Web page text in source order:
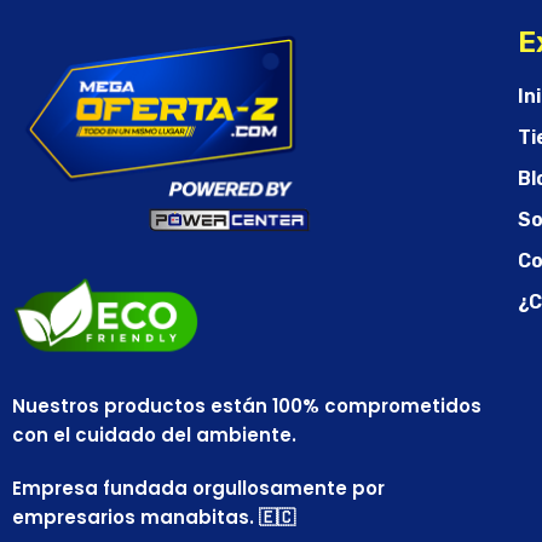
Nuestros productos están 100% comprometidos
con el cuidado del ambiente.
Empresa fundada orgullosamente por
empresarios manabitas. 🇪🇨